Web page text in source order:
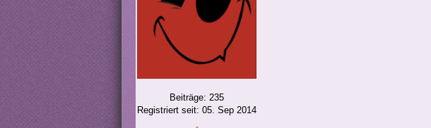
Beiträge: 235
Registriert seit: 05. Sep 2014